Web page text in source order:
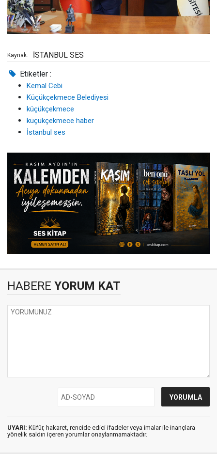
Kaynak: İSTANBUL SES
Etiketler :
Kemal Cebi
Küçükçekmece Belediyesi
küçükçekmece
küçükçekmece haber
İstanbul ses
HABERE YORUM KAT
UYARI: Küfür, hakaret, rencide edici ifadeler veya imalar ile inançlara
yönelik saldırı içeren yorumlar onaylanmamaktadır.